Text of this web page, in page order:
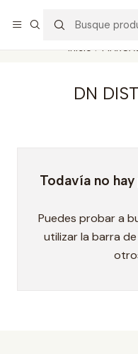
Inicio
DN
Todavía no
Puedes probar a
utilizar la barra